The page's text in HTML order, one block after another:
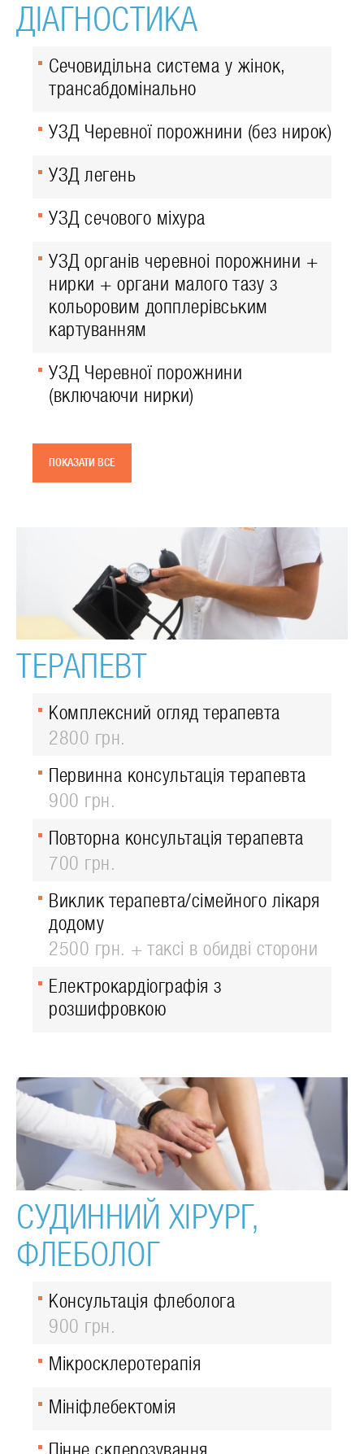
ДІАГНОСТИКА
Сечовидільна система у жінок,
трансабдомінально
УЗД Черевної порожнини (без нирок)
УЗД легень
УЗД сечового міхура
УЗД органів черевноі порожнини +
нирки + органи малого тазу з
кольоровим допплерівським
картуванням
УЗД Черевної порожнини
(включаючи нирки)
ПОКАЗАТИ ВСЕ
ТЕРАПЕВТ
Комплексний огляд терапевта
2800 грн.
Первинна консультація терапевта
900 грн.
Повторна консультація терапевта
700 грн.
Виклик терапевта/сімейного лікаря
додому
2500 грн. + таксі в обидві сторони
Електрокардіографія з
розшифровкою
СУДИННИЙ ХІРУРГ,
ФЛЕБОЛОГ
Консультація флеболога
900 грн.
Мікросклеротерапія
Мініфлебектомія